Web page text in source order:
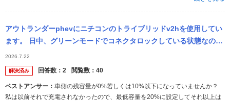
アウトランダーphevにニチコンのトライブリッドv2hを使用してい
ます。 日中、グリーンモードでコネクタロックしている状態なので
すが、蓄電池にのみ充電され、車両に充電されず、余剰分は売電さ
れるよ...
2026.7.22
解決済み 回答数： 2 閲覧数： 40
ベストアンサー： 車側の残容量が0%若しくは10%以下になっていませんか？
私は以前それで充電されなかったので、最低容量を20%に設定してそれ以上は